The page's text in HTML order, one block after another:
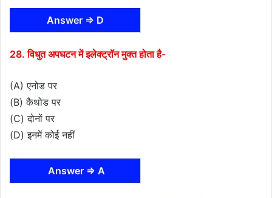
Answer ⇒ D
28. विधुत अपघटन में इलेक्ट्रॉन मुक्त होता है-
(A) एनोड पर
(B) कैथोड पर
(C) दोनों पर
(D) इनमें कोई नहीं
Answer ⇒ A